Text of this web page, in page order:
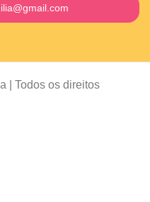
| Todos os direitos